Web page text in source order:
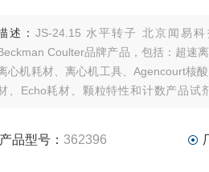
述： JS-24.15 水平转子 北京闻易科技有限公司专营贝克曼-库尔特
Coulter品牌产品，包括：超速
心机耗材、离心机工具、Agencourt核
、Echo耗材、颗粒特性和计数产品试
产品型号： 362396